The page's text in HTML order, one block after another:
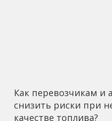
Как перевозчикам и
снизить риски при
качестве топлива?